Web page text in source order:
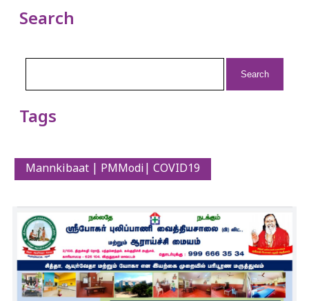
Search
Tags
Mannkibaat | PMModi| COVID19